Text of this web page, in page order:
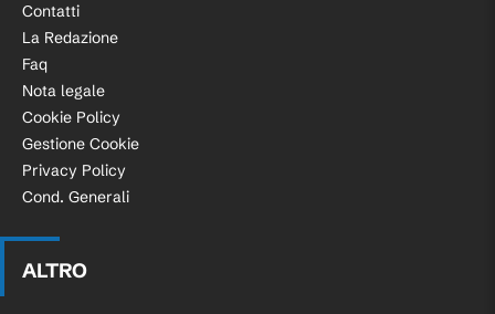
Contatti
La Redazione
Faq
Nota legale
Cookie Policy
Gestione Cookie
Privacy Policy
Cond. Generali
ALTRO